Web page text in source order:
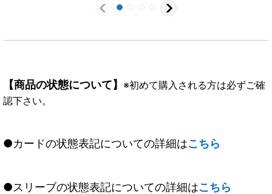
【商品の状態について】 ※初めて購入される方は必ずご確
認下さい。
●カードの状態表記についての詳細はこちら
●スリーブの状態表記についての詳細はこちら